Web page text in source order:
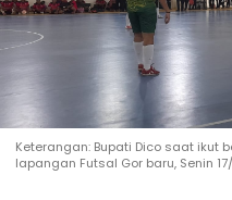
Keterangan: Bupati Dico saat ikut
lapangan Futsal Gor baru, Senin